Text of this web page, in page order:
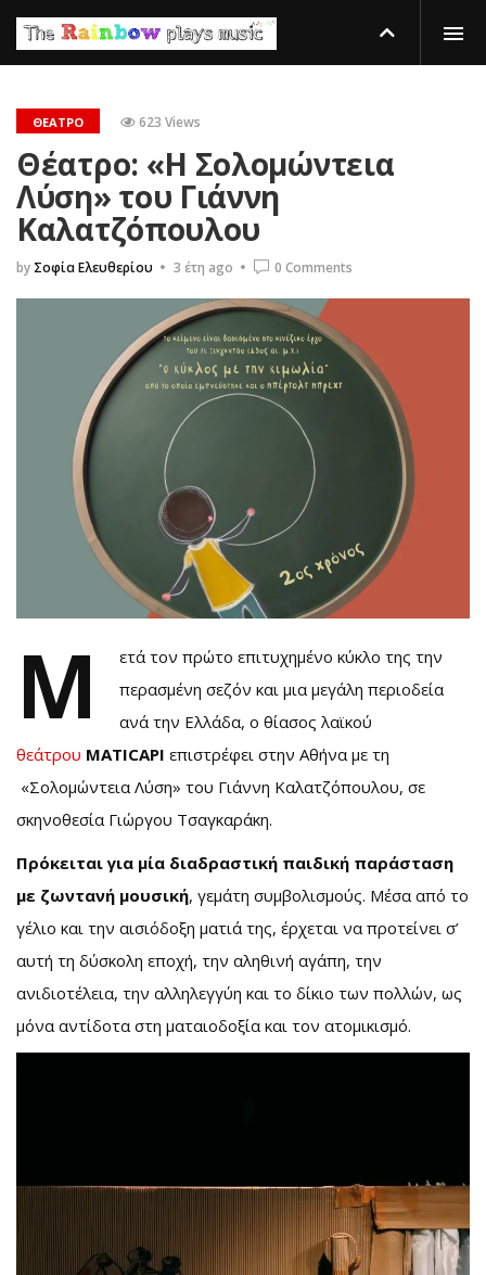
ΘΈΑΤΡΟ 623 Views
Θέατρο: «Η Σολομώντεια
Λύση» του Γιάννη
Καλατζόπουλου
by Σοφία Ελευθερίου 3 έτη ago 0 Comments
Μ
ετά τον πρώτο επιτυχημένο κύκλο της την
περασμένη σεζόν και μια μεγάλη περιοδεία
ανά την Ελλάδα, ο θίασος λαϊκού
θεάτρου MATICAPI επιστρέφει στην Αθήνα με τη
«Σολομώντεια Λύση» του Γιάννη Καλατζόπουλου, σε
σκηνοθεσία Γιώργου Τσαγκαράκη.
Πρόκειται για μία διαδραστική παιδική παράσταση
με ζωντανή μουσική, γεμάτη συμβολισμούς. Μέσα από το
γέλιο και την αισιόδοξη ματιά της, έρχεται να προτείνει σ’
αυτή τη δύσκολη εποχή, την αληθινή αγάπη, την
ανιδιοτέλεια, την αλληλεγγύη και το δίκιο των πολλών, ως
μόνα αντίδοτα στη ματαιοδοξία και τον ατομικισμό.